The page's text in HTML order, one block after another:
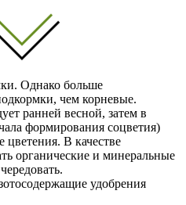
Однако больше
чем корневые.
ранней весной, затем в
формирования соцветия)
В качестве
органические и минеральные
удобрения